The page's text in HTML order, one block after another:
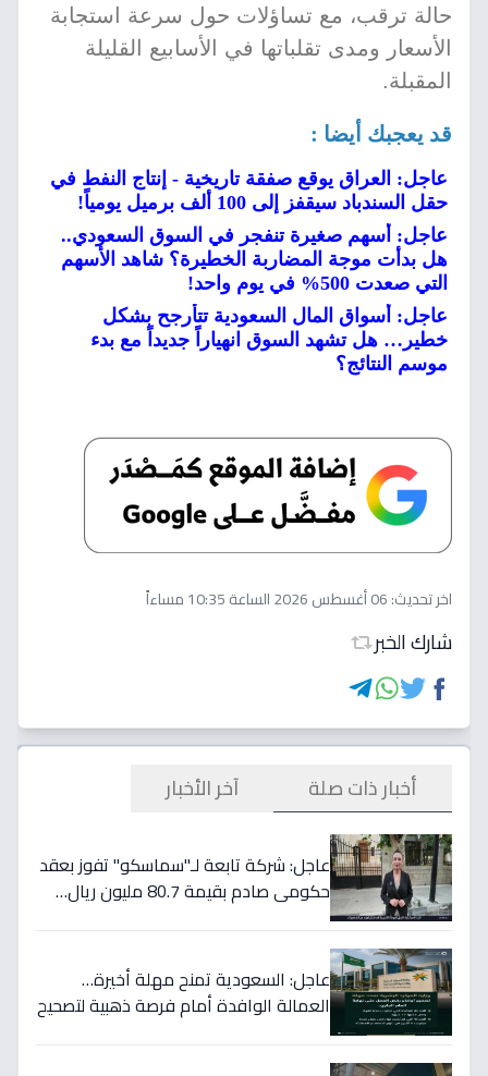
حالة ترقب، مع تساؤلات حول سرعة استجابة
الأسعار ومدى تقلباتها في الأسابيع القليلة
المقبلة.
قد يعجبك أيضا :
عاجل: العراق يوقع صفقة تاريخية - إنتاج النفط في
حقل السندباد سيقفز إلى 100 ألف برميل يومياً!
عاجل: أسهم صغيرة تنفجر في السوق السعودي..
هل بدأت موجة المضاربة الخطيرة؟ شاهد الأسهم
التي صعدت 500% في يوم واحد!
عاجل: أسواق المال السعودية تتأرجح بشكل
خطير… هل تشهد السوق انهياراً جديداً مع بدء
موسم النتائج؟
اخر تحديث:06 أغسطس 2026 الساعة 10:35 مساءاً
شارك الخبر
أخبار ذات صلة آخر الأخبار
عاجل: شركة تابعة لـ"سماسكو" تفوز بعقد
حكومي صادم بقيمة 80.7 مليون ريال…
عاجل: السعودية تمنح مهلة أخيرة…
العمالة الوافدة أمام فرصة ذهبية لتصحيح